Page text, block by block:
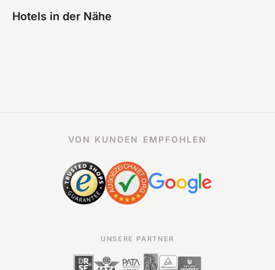
Hotels in der Nähe
VON KUNDEN EMPFOHLEN
UNSERE PARTNER